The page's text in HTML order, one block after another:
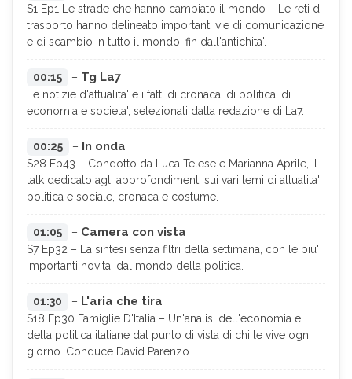
S1 Ep1 Le strade che hanno cambiato il mondo – Le reti di
trasporto hanno delineato importanti vie di comunicazione
e di scambio in tutto il mondo, fin dall'antichita'.
00:15 – Tg La7
Le notizie d'attualita' e i fatti di cronaca, di politica, di
economia e societa', selezionati dalla redazione di La7.
00:25 – In onda
S28 Ep43 – Condotto da Luca Telese e Marianna Aprile, il
talk dedicato agli approfondimenti sui vari temi di attualita'
politica e sociale, cronaca e costume.
01:05 – Camera con vista
S7 Ep32 – La sintesi senza filtri della settimana, con le piu'
importanti novita' dal mondo della politica.
01:30 – L'aria che tira
S18 Ep30 Famiglie D'Italia – Un'analisi dell'economia e
della politica italiane dal punto di vista di chi le vive ogni
giorno. Conduce David Parenzo.